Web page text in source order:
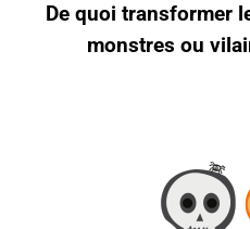
De quoi transformer
monstres ou